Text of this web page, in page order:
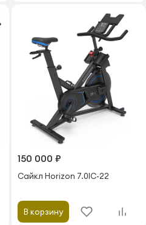
150 000 ₽
Сайкл Horizon 7.0IC-22
В корзину